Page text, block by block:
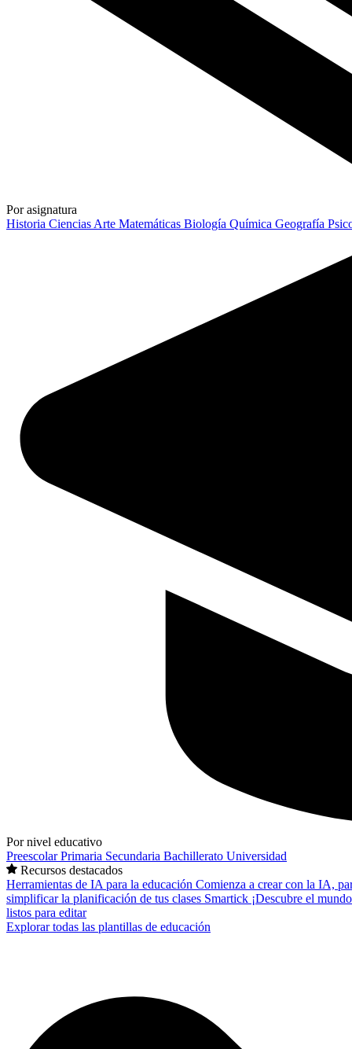
Por asignatura
Historia Ciencias Arte Matemáticas Biología Química Geografía
Por nivel educativo
PreescolarPrimaria Secundaria Bachillerato Universidad
Recursos destacados
Herramientas de IA para la educación Comienza a crear con la IA,
simplificar la planificación de tus clases Smartick ¡Descubre el
listos para editar
Explorar todas las plantillas de educación